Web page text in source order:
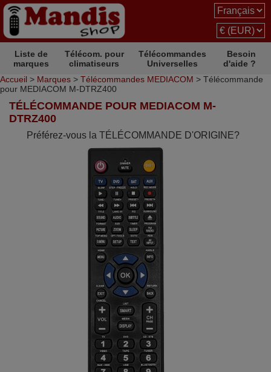
Liste de
marques
Télécom. pour
climatiseurs
Télécommandes
Universelles
Besoin
d'aide ?
Accueil > Marques > Télécommandes MEDIACOM > Télécommande
pour MEDIACOM M-DTRZ400
TÉLÉCOMMANDE POUR MEDIACOM M-
DTRZ400
Préférez-vous la TÉLÉCOMMANDE D'ORIGINE?